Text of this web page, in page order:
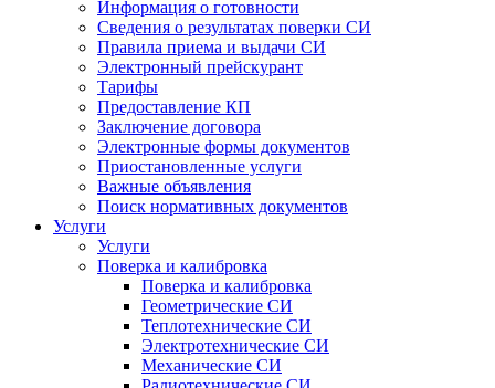
Информация о готовности
Сведения о результатах поверки СИ
Правила приема и выдачи СИ
Электронный прейскурант
Тарифы
Предоставление КП
Заключение договора
Электронные формы документов
Приостановленные услуги
Важные объявления
Поиск нормативных документов
Услуги
Услуги
Поверка и калибровка
Поверка и калибровка
Геометрические СИ
Теплотехнические СИ
Электротехнические СИ
Механические СИ